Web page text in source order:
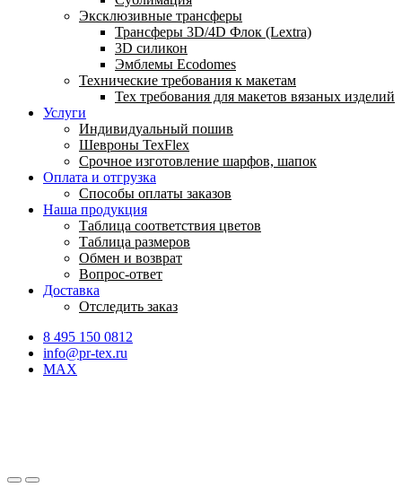
Эксклюзивные трансферы
Трансферы 3D/4D Флок (Lextra)
3D силикон
Эмблемы Ecodomes
Технические требования к макетам
Тех требования для макетов вязаных изделий
Услуги
Индивидуальный пошив
Шевроны TexFlex
Срочное изготовление шарфов, шапок
Оплата и отгрузка
Способы оплаты заказов
Наша продукция
Таблица соответствия цветов
Таблица размеров
Обмен и возврат
Вопрос-ответ
Доставка
Отследить заказ
8 495 150 0812
info@pr-tex.ru
MAX